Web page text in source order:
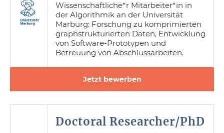
Wissenschaftliche*r Mitarbeiter*in in
der Algorithmik an der Universität
Marburg: Forschung zu komprimierten
graphstrukturierten Daten, Entwicklung
von Software-Prototypen und
Betreuung von Abschlussarbeiten.
Jetzt bewerben
Doctoral Researcher/PhD